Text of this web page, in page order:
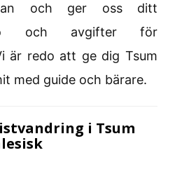
och ger oss ditt
och avgifter för
är redo att ge dig Tsum
med guide och bärare.
i Tsum